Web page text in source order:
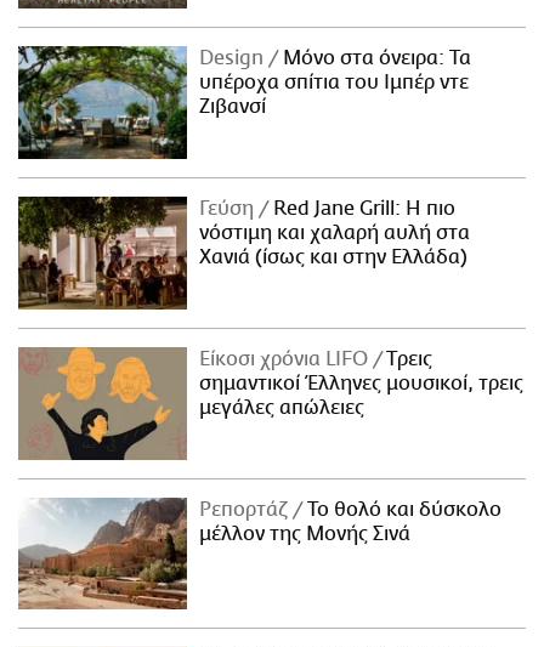
Design
Μόνο στα όνειρα: Τα
υπέροχα σπίτια του Ιμπέρ ντε
Ζιβανσί
Γεύση
Red Jane Grill: Η πιο
νόστιμη και χαλαρή αυλή στα
Χανιά (ίσως και στην Ελλάδα)
Είκοσι χρόνια LIFO
Tρεις
σημαντικοί Έλληνες μουσικοί, τρεις
μεγάλες απώλειες
Ρεπορτάζ
Το θολό και δύσκολο
μέλλον της Μονής Σινά